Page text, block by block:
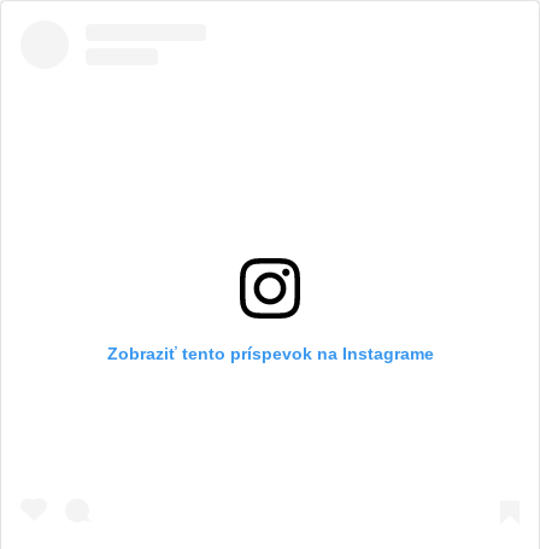
Zobraziť tento príspevok na Instagrame